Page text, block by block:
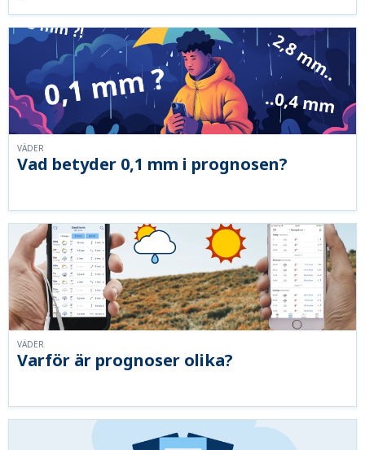
Vad betyder 0,1 mm i prognosen?
VÄDER
Varför är prognoser olika?
VÄDER